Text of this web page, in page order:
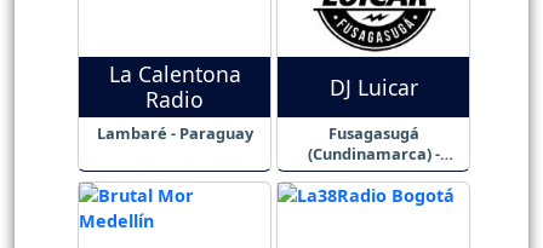
La Calentona
Radio
Lambaré - Paraguay
DJ Luicar
Fusagasugá
(Cundinamarca) -
Colombia